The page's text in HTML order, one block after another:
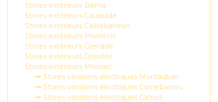
Stores extérieurs Balma
Stores extérieurs Caussade
Stores extérieurs Castelsarrasin
Stores extérieurs Montech
Stores extérieurs Grenade
Stores extérieurs Grisolles
Stores extérieurs Moissac
Stores vénitiens électriques Montauban
Stores vénitiens électriques Cornebarrieu
Stores vénitiens électriques Cahors